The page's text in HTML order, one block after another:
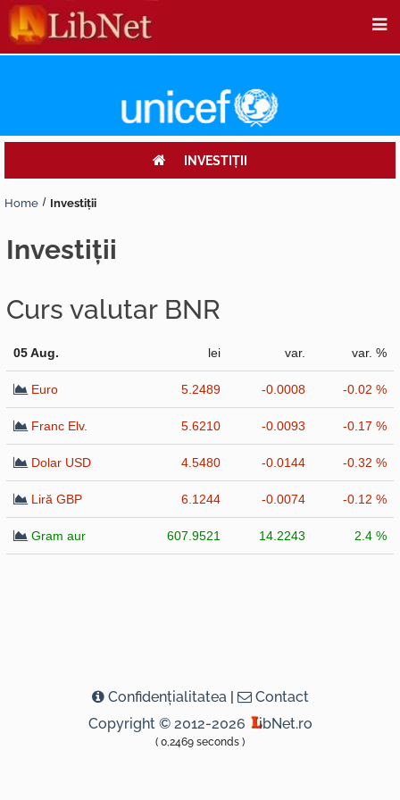
INVESTIŢII
Home Investiţii
investiţii
Curs valutar BNR
05 Aug. lei var. var. %
Euro 5.2489 -0.0008 -0.02 %
Franc Elv. 5.6210 -0.0093 -0.17 %
Dolar USD 4.5480 -0.0144 -0.32 %
Liră GBP 6.1244 -0.0074 -0.12 %
Gram aur 607.9521 14.2243 2.4 %
Confidenţialitatea |
Contact
Copyright © 2012-2026
ibNet.ro
( 0,2469 seconds )